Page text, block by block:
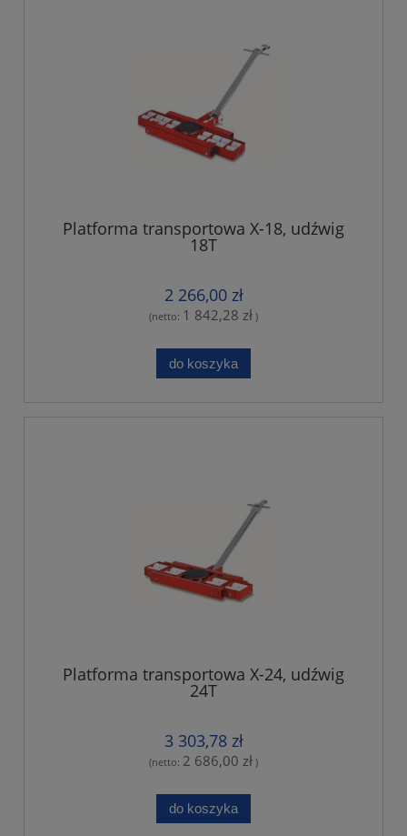
Platforma transportowa X-18, udźwig
18T
2 266,00 zł
(netto: 1 842,28 zł )
do koszyka
Platforma transportowa X-24, udźwig
24T
3 303,78 zł
(netto: 2 686,00 zł )
do koszyka